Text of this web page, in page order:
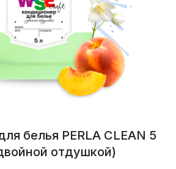
белья PERLA CLEAN 5
отдушкой)